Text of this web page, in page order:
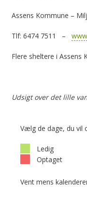
Assens Kommune –
Tlf: 6474 7511 –
Flere sheltere i Assens
Udsigt over det lille
Vælg de dage, du vil
Ledig
Optaget
Vent mens